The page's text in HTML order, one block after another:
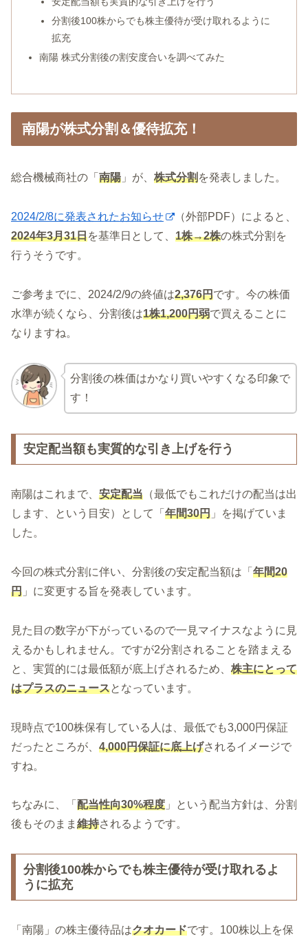
分割後100株からでも株主優待が受け取れるように
拡充
南陽 株式分割後の割安度合いを調べてみた
南陽が株式分割＆優待拡充！
総合機械商社の「 南陽 」が、 株式分割を発表しました。
2024/2/8に発表されたお知らせ
（外部PDF）によると、
2024年3月31日を基準日として、 1株→2株の株式分割を
行うそうです。
ご参考までに、2024/2/9の終値は2,376円です。今の株価
水準が続くなら、分割後は1株1,200円弱で買えることに
なりますね。
分割後の株価はかなり買いやすくなる印象で
す！
安定配当額も実質的な引き上げを行う
南陽はこれまで、 安定配当 （最低でもこれだけの配当は出
します、という目安）として「 年間30円 」を掲げていま
した。
今回の株式分割に伴い、分割後の安定配当額は「 年間20
円 」に変更する旨を発表しています。
見た目の数字が下がっているので一見マイナスなように見
えるかもしれません。ですが2分割されることを踏まえる
と、実質的には最低額が底上げされるため、 株主にとって
はプラスのニュースとなっています。
現時点で100株保有している人は、最低でも3,000円保証
だったところが、 4,000円保証に底上げされるイメージで
すね。
ちなみに、「 配当性向30%程度 」という配当方針は、分割
後もそのまま 維持されるようです。
分割後100株からでも株主優待が受け取れるよ
うに拡充
「南陽」の株主優待品はクオカードです。100株以上を保